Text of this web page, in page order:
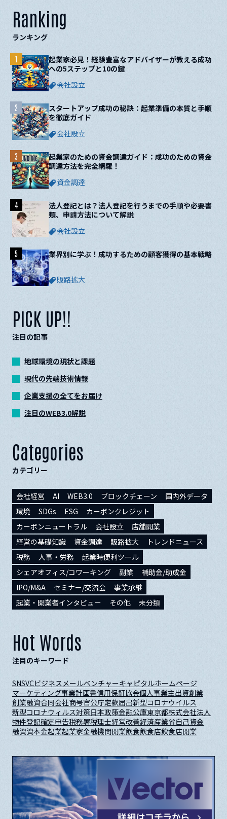
Ranking
ランキング
起業家必見！経験豊富なアドバイザーが教える成功
への5ステップと10の鍵
会社設立
1
スタートアップ成功の秘訣：起業準備の本質と手順
を徹底ガイド
会社設立
2
起業家のための資金調達ガイド：成功のための資金
調達方法を完全網羅！
資金調達
3
法人登記とは？法人登記を行うまでの手順や必要書
類、申請方法について解説
会社設立
4
業界別に学ぶ！成功するための顧客獲得の基本戦略
販路拡大
5
PICK UP!!
注目の記事
地球環境の現状と課題
現代の先端技術情報
企業支援の全てをお届け
注目のWEB3.0解説
Categories
カテゴリー
会社経営 AI WEB3.0 ブロックチェーン
国内外データ
環境
SDGs ESG
カーボンクレジット
カーボンニュートラル
会社設立
店舗開業
経営の基礎知識
資金調達 販路拡大
トレンドニュース
税務
人事・労務
起業時便利ツール
シェアオフィス/コワーキング
副業
補助金/助成金
IPO/M&A
セミナー/交流会
事業承継
起業・開業者インタビュー
その他 未分類
Hot Words
注目のキーワード
SNSVCビジネスメールベンチャーキャピタルホームページ
マーケティング事業計画書信用保証協会個人事業主出資創業
創業融資合同会社商号官公庁定款届出新型コロナウイルス
新型コロナウィルス対策日本政策金融公庫東京都株式会社法人
物件登記確定申告税務署税理士経営改善経済産業省自己資金
融資資本金起業起業家金融機関開業飲食飲食店飲食店開業